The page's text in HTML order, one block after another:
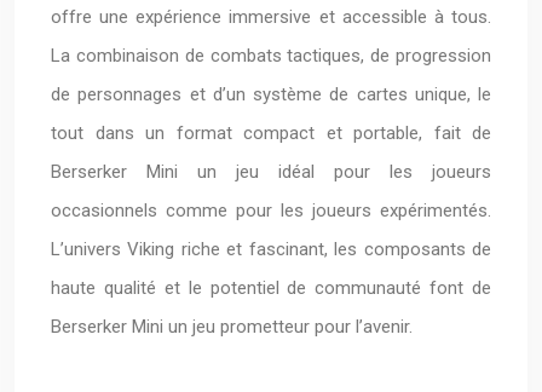
offre une expérience immersive et accessible à tous.
La combinaison de combats tactiques, de progression
de personnages et d’un système de cartes unique, le
tout dans un format compact et portable, fait de
Berserker Mini un jeu idéal pour les joueurs
occasionnels comme pour les joueurs expérimentés.
L’univers Viking riche et fascinant, les composants de
haute qualité et le potentiel de communauté font de
Berserker Mini un jeu prometteur pour l’avenir.